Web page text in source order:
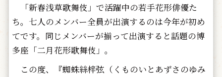
「新春浅草歌舞伎」で活躍中の若手花形俳優た
ち。七人のメンバー全員が出演するのは今年が初め
てです。同じメンバーが揃って出演すると話題の博
多座「二月花形歌舞伎」。
この度、『蜘蛛絲梓弦（くものいとあずさのゆみ